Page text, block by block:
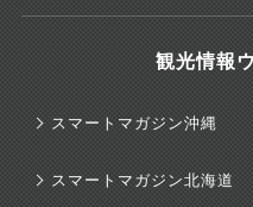
観光情報
スマートマガジン沖縄
スマートマガジン北海道